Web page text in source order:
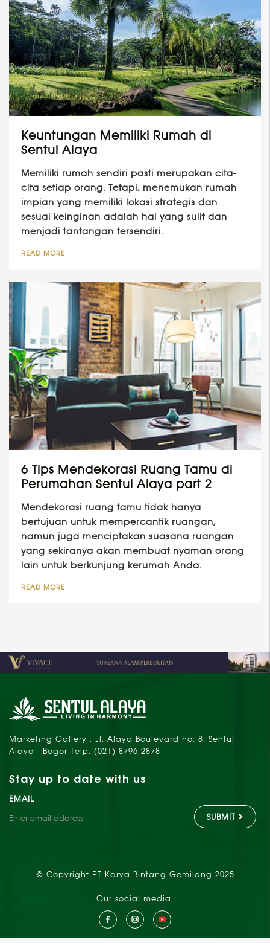
Keuntungan Memiliki Rumah di
Sentul Alaya
Memiliki rumah sendiri pasti merupakan cita-
cita setiap orang. Tetapi, menemukan rumah
impian yang memiliki lokasi strategis dan
sesuai keinginan adalah hal yang sulit dan
menjadi tantangan tersendiri.
READ MORE
6 Tips Mendekorasi Ruang Tamu di
Perumahan Sentul Alaya part 2
Mendekorasi ruang tamu tidak hanya
bertujuan untuk mempercantik ruangan,
namun juga menciptakan suasana ruangan
yang sekiranya akan membuat nyaman orang
lain untuk berkunjung kerumah Anda.
READ MORE
Marketing Gallery : Jl. Alaya Boulevard no. 8, Sentul
Alaya - Bogor Telp. (021) 8796 2878
Stay up to date with us
EMAIL
SUBMIT
© Copyright PT Karya Bintang Gemilang 2025
Our social media: